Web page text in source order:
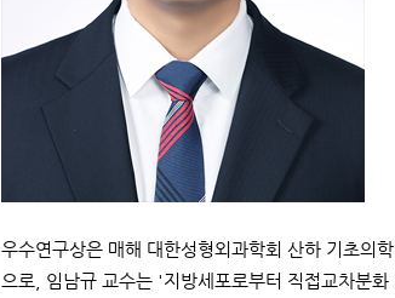
우수연구상은 매해 대한성형외과학회 산하 기초의
으로, 임남규 교수는 '지방세포로부터 직접교차분